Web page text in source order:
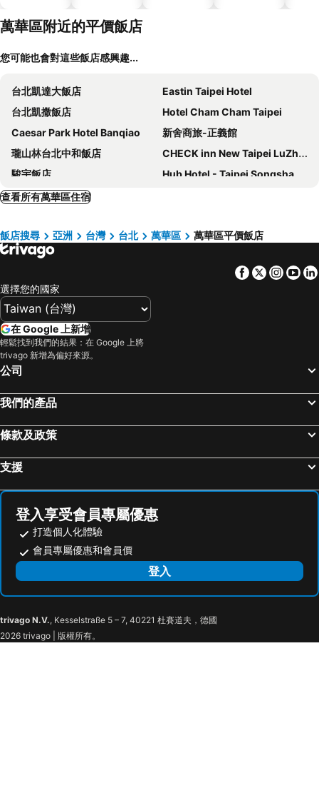
萬華區附近的平價飯店
您可能也會對這些飯店感興趣...
台北凱達大飯店
Eastin Taipei Hotel
台北凱撒飯店
Hotel Cham Cham Taipei
Caesar Park Hotel Banqiao
新舍商旅-正義館
瓏山林台北中和飯店
CHECK inn New Taipei LuZhou
駿宇飯店
Hub Hotel - Taipei Songshan Airport
The Grand Hotel
Xi Ke Hotel - Sanchong Branch
Miramar Garden Taipei
富裕自由商旅 - 忠孝館
福容大飯店淡水漁人碼頭
Hotel Fun - Linsen
麗京棧酒店
台北天成大飯店
HiONE Holiday Hotel Taipei
Finders Hotel
Honest & Warm Hotel
Hotel Gracery Taipei
馥都商務飯店
苓旅松山館 Lininn Tapei Arena
台北花園大酒店
漁人碼頭休閒旅館
Morwing Hotel - Ocean
愛客發商旅 - 西門町昆明館
查看所有萬華區住宿
飯店搜尋 亞洲 台灣 台北 萬華區 萬華區平價飯店
Facebook
Twitter
選擇您的國家
在 Google 上新增
輕鬆找到我們的結果：在 Google 上將
trivago 新增為偏好來源。
公司
我們的產品
條款及政策
支援
登入享受會員專屬優惠
打造個人化體驗
會員專屬優惠和會員價
登入
trivago N.V., Kesselstraße 5 – 7, 40221 杜賽道夫，德國
2026 trivago | 版權所有。